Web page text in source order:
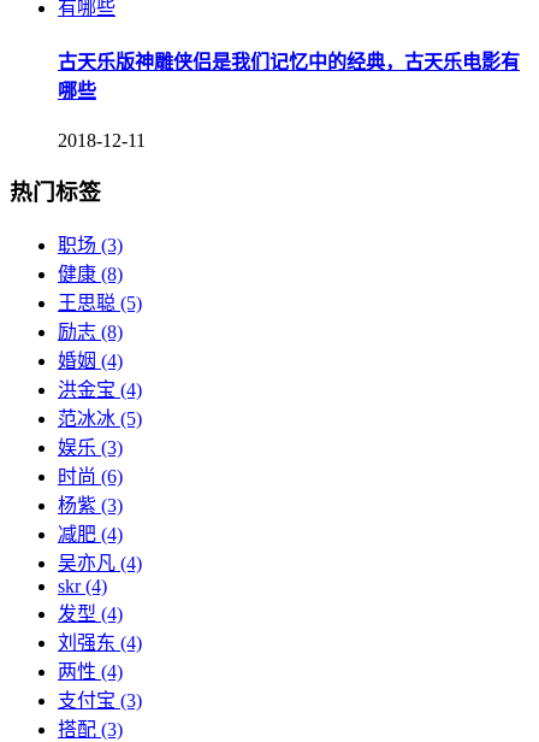
古天乐版神雕侠侣是我们记忆中的经典，古天乐电影有
哪些
2018-12-11
热门标签
职场 (3)
健康 (8)
王思聪 (5)
励志 (8)
婚姻 (4)
洪金宝 (4)
范冰冰 (5)
娱乐 (3)
时尚 (6)
杨紫 (3)
减肥 (4)
吴亦凡 (4)
skr(4)
发型 (4)
刘强东 (4)
两性 (4)
支付宝 (3)
搭配 (3)